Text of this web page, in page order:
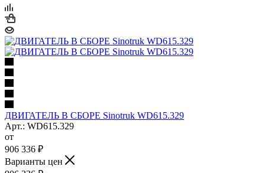
ДВИГАТЕЛЬ В СБОРЕ Sinotruk WD615.329
Арт.: WD615.329
от
906 336 ₽
Варианты цен